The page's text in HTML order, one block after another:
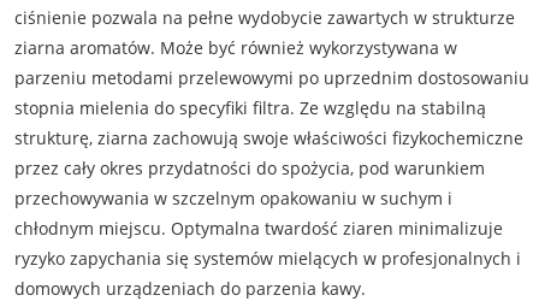
ciśnienie pozwala na pełne wydobycie zawartych w strukturze
ziarna aromatów. Może być również wykorzystywana w
parzeniu metodami przelewowymi po uprzednim dostosowaniu
stopnia mielenia do specyfiki filtra. Ze względu na stabilną
strukturę, ziarna zachowują swoje właściwości fizykochemiczne
przez cały okres przydatności do spożycia, pod warunkiem
przechowywania w szczelnym opakowaniu w suchym i
chłodnym miejscu. Optymalna twardość ziaren minimalizuje
ryzyko zapychania się systemów mielących w profesjonalnych i
domowych urządzeniach do parzenia kawy.